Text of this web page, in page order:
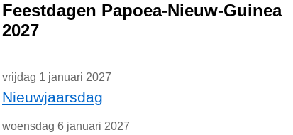
Feestdagen Papoea-Nieuw-Guinea
2027
vrijdag 1 januari 2027
Nieuwjaarsdag
woensdag 6 januari 2027